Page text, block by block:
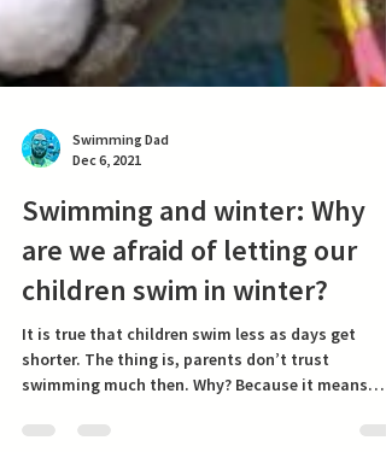
Dec 6, 2021
Swimming and winter: Why
are we afraid of letting our
children swim in winter?